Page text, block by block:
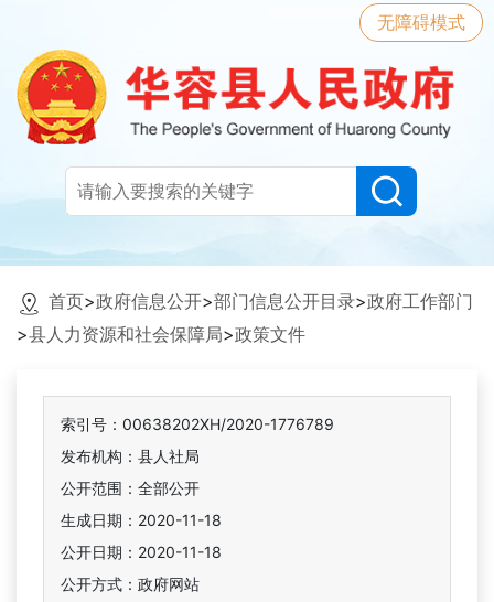
无障碍模式
首页>政府信息公开>部门信息公开目录>政府工作部门
>县人力资源和社会保障局>政策文件
索引号：00638202XH/2020-1776789
发布机构：县人社局
公开范围：全部公开
生成日期：2020-11-18
公开日期：2020-11-18
公开方式：政府网站